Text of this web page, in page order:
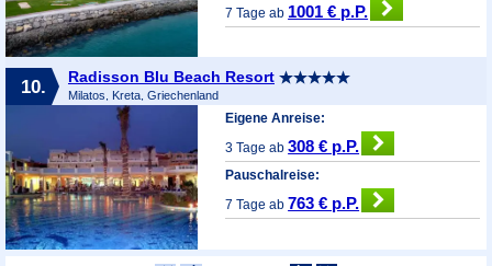
7 Tage ab 1001 € p.P.
10. Radisson Blu Beach Resort
Milatos, Kreta, Griechenland
Eigene Anreise:
3 Tage ab308 € p.P.
Pauschalreise:
7 Tage ab 763 € p.P.